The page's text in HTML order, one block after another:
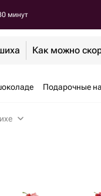
минут
Как можно
Подарочные